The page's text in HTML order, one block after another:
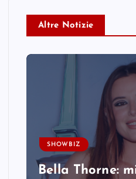
Altre Notizie
SHOWBIZ
Bella Thorne: